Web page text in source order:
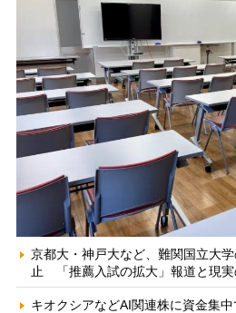
京都大・神戸大など、難関国立大
止 「推薦入試の拡大」報道と現
キオクシアなどAI関連株に資金集中